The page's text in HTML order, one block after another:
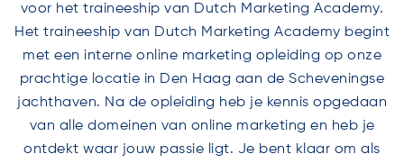
voor het traineeship van Dutch Marketing Academy.
Het traineeship van Dutch Marketing Academy begint
met een interne online marketing opleiding op onze
prachtige locatie in Den Haag aan de Scheveningse
jachthaven. Na de opleiding heb je kennis opgedaan
van alle domeinen van online marketing en heb je
ontdekt waar jouw passie ligt. Je bent klaar om als